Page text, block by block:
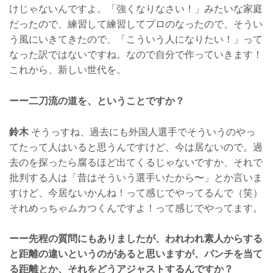
けじゃないんですよ。「強くなりなさい！」みたいな家庭
だったので、練習して練習してプロのなったので、そうい
う風にいきてきたので、「こういう人になりたい！」って
なった訳ではないですね。なので自分で作っていきます！
これから、新しい世代を。
ーー二刀流の道を、ということですか？
鈴木 そうっすね、過去にも外国人選手でそういうのやっ
てたって人はいると思うんですけど、今は居ないので。過
去のを探ったら腐るほど出てくるじゃないですか、それで
批判する人は「昔はそういう選手いたから〜」とか言いま
すけど、今居ないかんね！って感じでやってるんで（笑）
それめっちゃムカつくんですよ！って感じでやってます。
ーー先程の質問にもありましたが、われわれ素人からする
と距離の違いというのがあると思いますが、パンチを当て
る距離とか、それをどうアジャストするんですか？